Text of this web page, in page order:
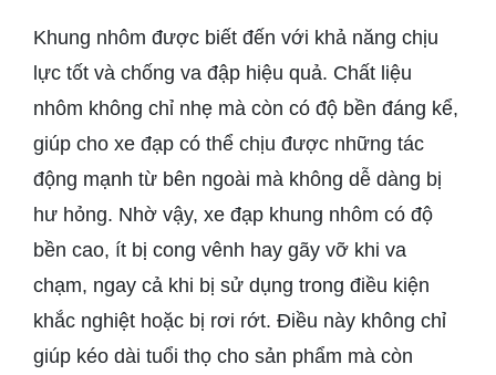
Khung nhôm được biết đến với khả năng chịu
lực tốt và chống va đập hiệu quả. Chất liệu
nhôm không chỉ nhẹ mà còn có độ bền đáng kể,
giúp cho xe đạp có thể chịu được những tác
động mạnh từ bên ngoài mà không dễ dàng bị
hư hỏng. Nhờ vậy, xe đạp khung nhôm có độ
bền cao, ít bị cong vênh hay gãy vỡ khi va
chạm, ngay cả khi bị sử dụng trong điều kiện
khắc nghiệt hoặc bị rơi rớt. Điều này không chỉ
giúp kéo dài tuổi thọ cho sản phẩm mà còn